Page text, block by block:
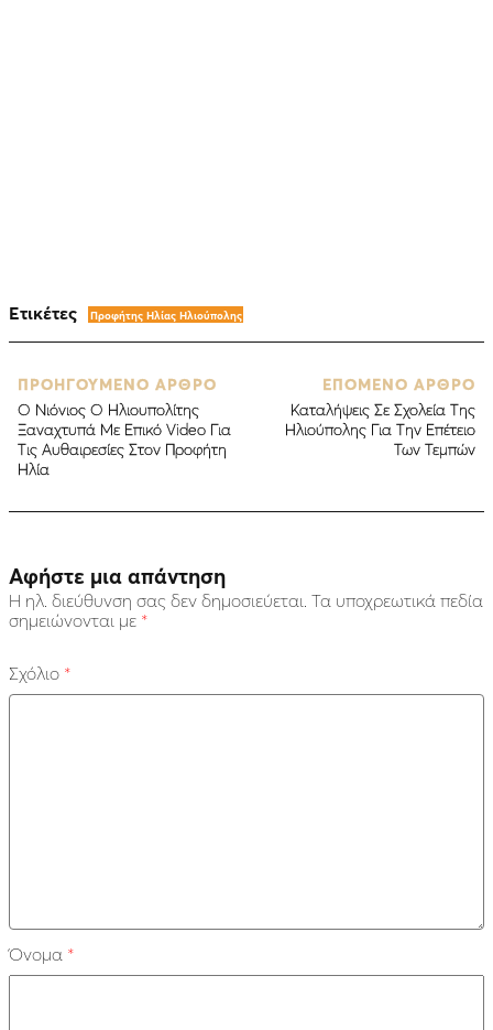
Ετικέτες Προφήτης Ηλίας Ηλιούπολης
ΠΡΟΗΓΟΥΜΕΝΟ ΑΡΘΡΟ
Ο Νιόνιος Ο Ηλιουπολίτης
Ξαναχτυπά Με Επικό Video Για
Τις Αυθαιρεσίες Στον Προφήτη
Ηλία
ΕΠΟΜΕΝΟ ΑΡΘΡΟ
Καταλήψεις Σε Σχολεία Της
Ηλιούπολης Για Την Επέτειο
Των Τεμπών
Αφήστε μια απάντηση
Η ηλ. διεύθυνση σας δεν δημοσιεύεται. Τα υποχρεωτικά πεδία
σημειώνονται με *
Σχόλιο *
Όνομα *